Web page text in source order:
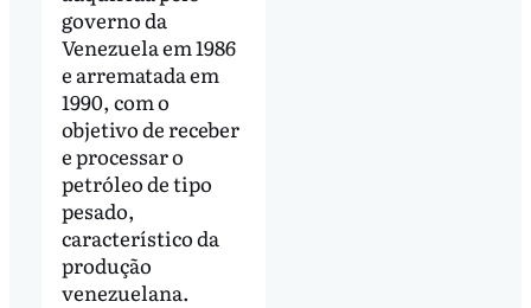
governo da
Venezuela em 1986
e arrematada em
1990, com o
objetivo de receber
e processar o
petróleo de tipo
pesado,
característico da
produção
venezuelana.